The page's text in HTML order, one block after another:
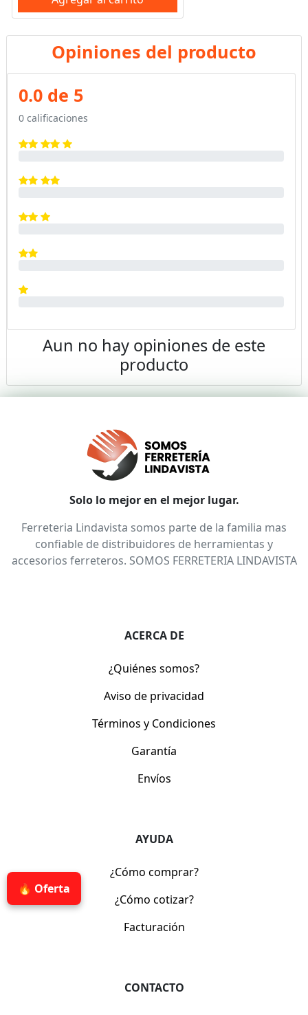
🔥 Oferta
Opiniones del producto
Aun no hay opiniones de este
producto
0.0 de 5
0 calificaciones
Solo lo mejor en el mejor lugar.
Ferreteria Lindavista somos parte de la familia mas
confiable de distribuidores de herramientas y
accesorios ferreteros. SOMOS FERRETERIA LINDAVISTA
ACERCA DE
¿Quiénes somos?
Aviso de privacidad
Términos y Condiciones
Garantía
Envíos
AYUDA
¿Cómo comprar?
¿Cómo cotizar?
Facturación
CONTACTO